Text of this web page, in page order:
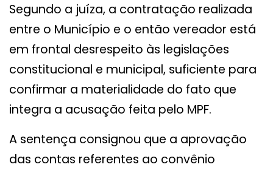
Segundo a juíza, a contratação realizada
entre o Município e o então vereador está
em frontal desrespeito às legislações
constitucional e municipal, suficiente para
confirmar a materialidade do fato que
integra a acusação feita pelo MPF.
A sentença consignou que a aprovação
das contas referentes ao convênio